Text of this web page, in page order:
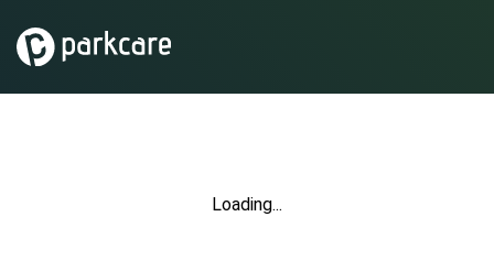
Loading...